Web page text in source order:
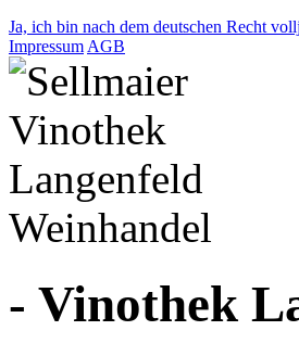
Ja, ich bin nach dem deutschen Recht
Impressum AGB
- Vinothek